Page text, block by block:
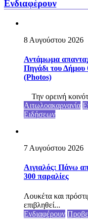
Ενδιαφέρουν
8 Αυγούστου 2026
Αντάμωμα
Πηγάδι του
(Photos)
Την ορεινή
Αιτωλοακαρνανία
Ειδήσεων
7 Αυγούστου 2026
Αιγιαλός: Πάνω
300 παραλίες
Λουκέτα και
επιβληθεί...
Ενδιαφέρουν